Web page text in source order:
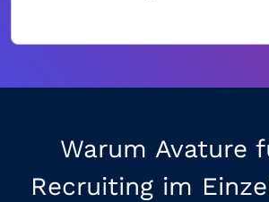
Warum Avature
Recruiting im